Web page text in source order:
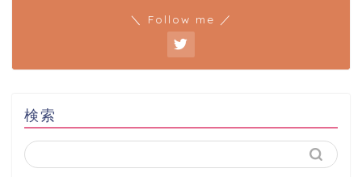
＼ Follow me ／
検索